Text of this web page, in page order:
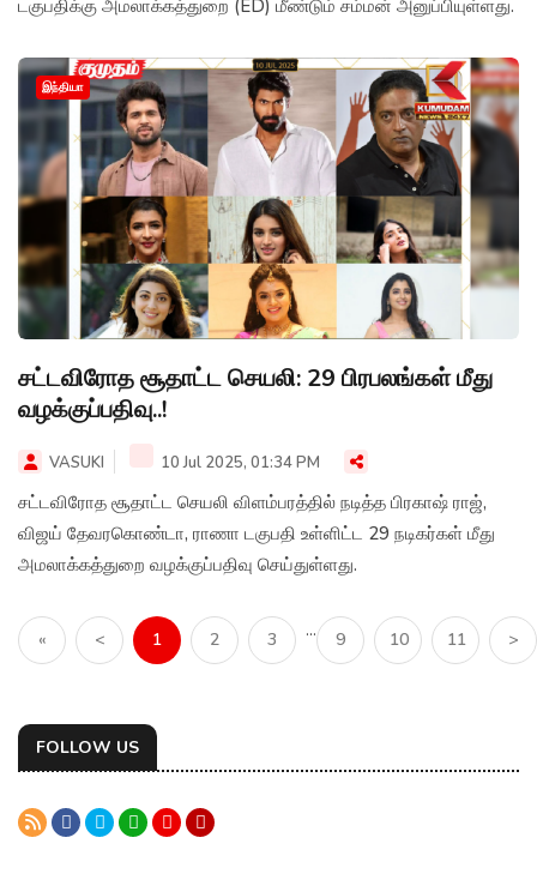
டகுபதிக்கு அமலாக்கத்துறை (ED) மீண்டும் சம்மன் அனுப்பியுள்ளது.
இந்தியா
சட்டவிரோத சூதாட்ட செயலி: 29 பிரபலங்கள் மீது
வழக்குப்பதிவு..!
VASUKI 10 Jul 2025, 01:34 PM
சட்டவிரோத சூதாட்ட செயலி விளம்பரத்தில் நடித்த பிரகாஷ் ராஜ்,
விஜய் தேவரகொண்டா, ராணா டகுபதி உள்ளிட்ட 29 நடிகர்கள் மீது
அமலாக்கத்துறை வழக்குப்பதிவு செய்துள்ளது.
« < 1 2 3 ... 9 10 11 >
FOLLOW US